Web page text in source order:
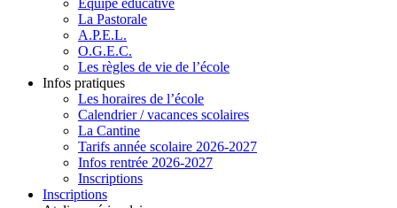
Equipe éducative
La Pastorale
A.P.E.L.
O.G.E.C.
Les règles de vie de l’école
Infos pratiques
Les horaires de l’école
Calendrier / vacances scolaires
La Cantine
Tarifs année scolaire 2026-2027
Infos rentrée 2026-2027
Inscriptions
Inscriptions